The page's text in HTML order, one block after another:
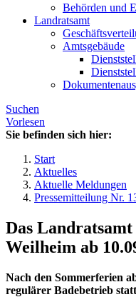
Behörden und
Landratsamt
Amtsgebäude
Suchen
Vorlesen
Sie befinden sich hier:
Start
Aktuelles
Aktuelle Meldungen
Pressemitteilung Nr.
Das
Weilheim ab
Nach den Sommerferien
regulärer Badebetrieb statt